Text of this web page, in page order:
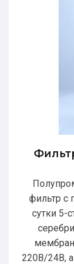
фильтр с
сутки 5-
220В/24В,